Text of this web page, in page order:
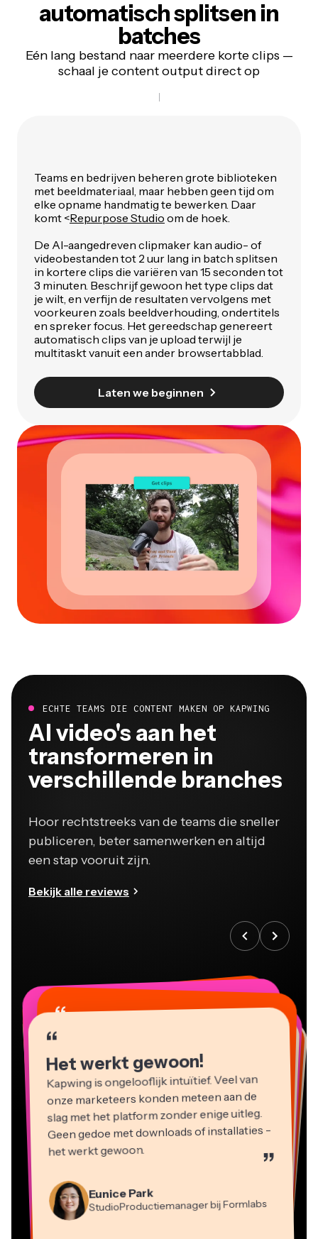
automatisch splitsen in
batches
Eén lang bestand naar meerdere korte clips —
schaal je content output direct op
Teams en bedrijven beheren grote biblioteken
met beeldmateriaal, maar hebben geen tijd om
elke opname handmatig te bewerken. Daar
komt <Repurpose Studio om de hoek.
De AI-aangedreven clipmaker kan audio- of
videobestanden tot 2 uur lang in batch splitsen
in kortere clips die variëren van 15 seconden tot
3 minuten. Beschrijf gewoon het type clips dat
je wilt, en verfijn de resultaten vervolgens met
voorkeuren zoals beeldverhouding, ondertitels
en spreker focus. Het gereedschap genereert
automatisch clips van je upload terwijl je
multitaskt vanuit een ander browsertabblad.
Laten we beginnen
ECHTE TEAMS DIE CONTENT MAKEN OP KAPWING
Al video's aan het
transformeren in
verschillende branches
Hoor rechtstreeks van de teams die sneller
publiceren, beter samenwerken en altijd
een stap vooruit zijn.
Bekijk alle reviews
“
Het werkt gewoon!
Kapwing is ongelooflijk intuïtief. Veel van
onze marketeers konden meteen aan de
slag met het platform zonder enige uitleg.
Geen gedoe met downloads of installaties -
het werkt gewoon. ”
Eunice Park
StudioProductiemanager bij Formlabs
“
“
Panos Papagapiou
“
“
Videobewerker
“
Natasha Ball
“
Dina Segovia